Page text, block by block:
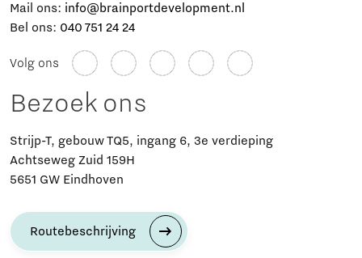
Mail ons: info@brainportdevelopment.nl
Bel ons: 040 751 24 24
Volg ons
Bezoek ons
Strijp-T, gebouw TQ5, ingang 6, 3e verdieping
Achtseweg Zuid 159H
5651 GW Eindhoven
Routebeschrijving